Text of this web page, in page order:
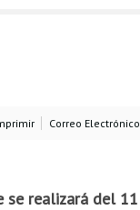
Correo Electrónico
se realizará del 11